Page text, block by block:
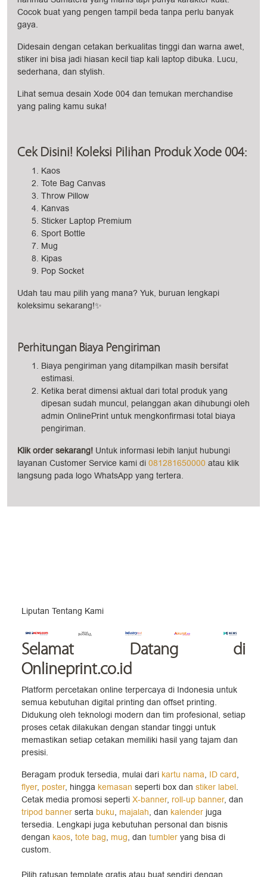
Cocok buat yang pengen tampil beda tanpa perlu banyak
gaya.
Didesain dengan cetakan berkualitas tinggi dan warna awet,
stiker ini bisa jadi hiasan kecil tiap kali laptop dibuka. Lucu,
sederhana, dan stylish.
Lihat semua desain Xode 004 dan temukan merchandise
yang paling kamu suka!
Cek Disini! Koleksi Pilihan Produk Xode 004:
Kaos
Tote Bag Canvas
Throw Pillow
Kanvas
Sticker Laptop Premium
Sport Bottle
Mug
Kipas
Pop Socket
Udah tau mau pilih yang mana? Yuk, buruan lengkapi
koleksimu sekarang!✨
Perhitungan Biaya Pengiriman
Biaya pengiriman yang ditampilkan masih bersifat
estimasi.
Ketika berat dimensi aktual dari total produk yang
dipesan sudah muncul, pelanggan akan dihubungi oleh
admin OnlinePrint untuk mengkonfirmasi total biaya
pengiriman.
Klik order sekarang! Untuk informasi lebih lanjut hubungi
layanan Customer Service kami di 081281650000 atau klik
langsung pada logo WhatsApp yang tertera.
Liputan Tentang Kami
Selamat Datang di
Onlineprint.co.id
Platform percetakan online terpercaya di Indonesia untuk
semua kebutuhan digital printing dan offset printing.
Didukung oleh teknologi modern dan tim profesional, setiap
proses cetak dilakukan dengan standar tinggi untuk
memastikan setiap cetakan memiliki hasil yang tajam dan
presisi.
Beragam produk tersedia, mulai dari kartu nama, ID card,
flyer, poster, hingga kemasan seperti box dan stiker label.
Cetak media promosi seperti X-banner, roll-up banner, dan
tripod banner serta buku, majalah, dan kalender juga
tersedia. Lengkapi juga kebutuhan personal dan bisnis
dengan kaos, tote bag, mug, dan tumbler yang bisa di
custom.